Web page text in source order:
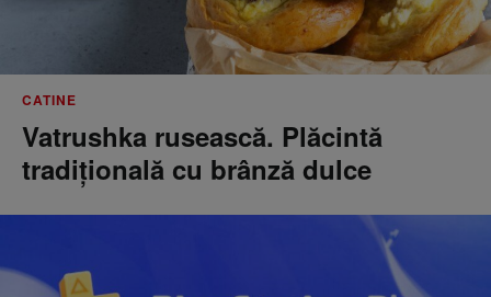
CATINE
Vatrushka rusească. Plăcintă
tradițională cu brânză dulce